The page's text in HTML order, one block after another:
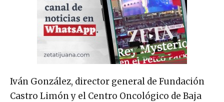
Iván González, director general de Fundación
Castro Limón y el Centro Oncológico de Baja